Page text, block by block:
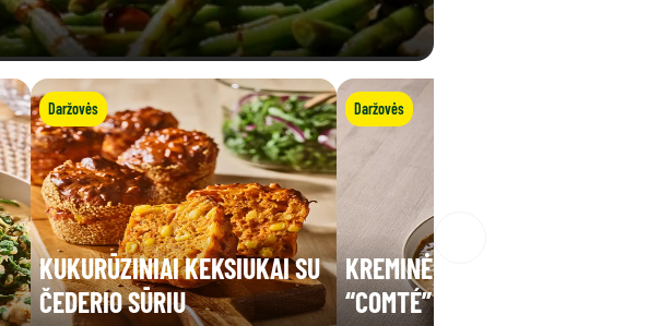
Daržovės
KUKURŪZINIAI KEKSIUKAI SU
ČEDERIO SŪRIU
Daržovės
KREMINĖ LĘŠIŲ SRIUBA SU
“COMTÉ” SŪRIU